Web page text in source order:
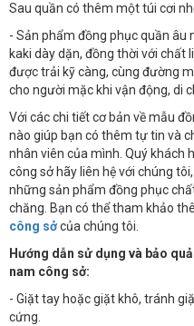
Sau quần có thêm một túi cơi
- Sản phẩm đồng phục quần âu
kaki dày dặn, đồng thời với
được trải kỹ càng, cùng đường
cho người mặc khi vận động, di
Với các chi tiết cơ bản về mẫu
nào giúp bạn có thêm tự tin và
nhân viên của mình. Quý khách
công sở hãy liên hệ với chúng
những sản phẩm đồng phục
chăng. Bạn có thể tham khảo
công sởcủa chúng tôi.
Hướng dẫn sử dụng và bảo
nam công sở:
- Giặt tay hoặc giặt khô, tránh
cứng.